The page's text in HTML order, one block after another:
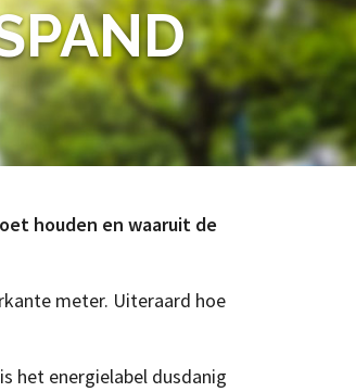
houden en waaruit de
meter. Uiteraard hoe
het energielabel dusdanig